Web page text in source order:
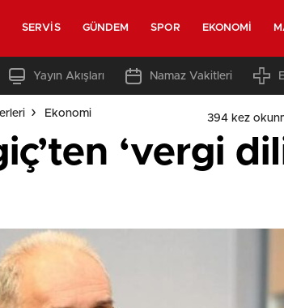
SERVIS GÜNDEM SPOR EKONOMI
Yayın Akışları Namaz Vakitleri
Ekonomi 394 kez
‘vergi